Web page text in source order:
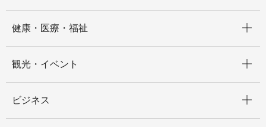
健康・医療・福祉
観光・イベント
ビジネス